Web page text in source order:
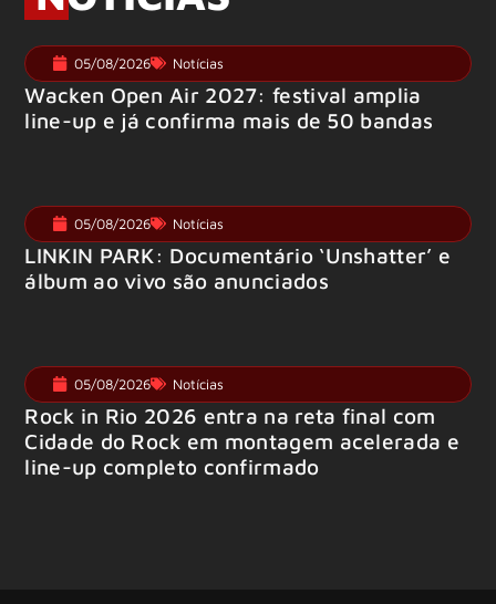
05/08/2026 Notícias
Wacken Open Air 2027: festival amplia
line-up e já confirma mais de 50 bandas
05/08/2026 Notícias
LINKIN PARK: Documentário ‘Unshatter’ e
álbum ao vivo são anunciados
05/08/2026 Notícias
Rock in Rio 2026 entra na reta final com
Cidade do Rock em montagem acelerada e
line-up completo confirmado